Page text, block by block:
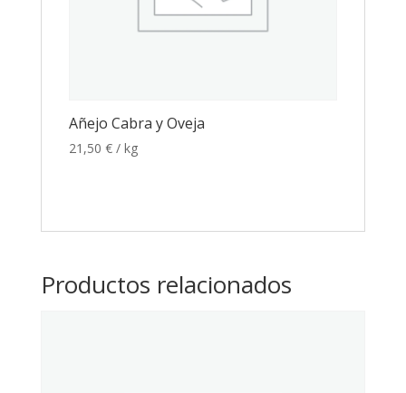
Añejo Cabra y Oveja
21,50 € / kg
Productos relacionados